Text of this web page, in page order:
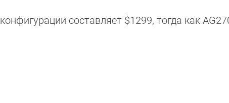
составляет $1299, тогда как